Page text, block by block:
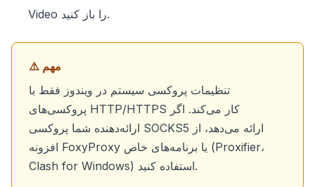
Video را باز کنید.
⚠️ مهم
تنظیمات پروکسی سیستم در ویندوز فقط با
پروکسی‌های HTTP/HTTPS کار می‌کند. اگر
ارائه‌دهنده شما پروکسی SOCKS5 ارائه می‌دهد، از
افزونه FoxyProxy یا برنامه‌های خاص (Proxifier،
Clash for Windows) استفاده کنید.